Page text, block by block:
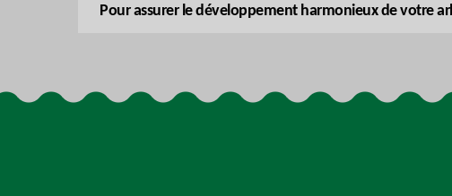
Pour assurer le développement harmonieux de votre